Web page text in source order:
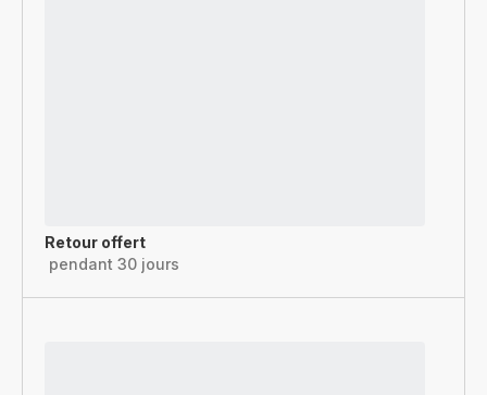
Retour offert
pendant 30 jours